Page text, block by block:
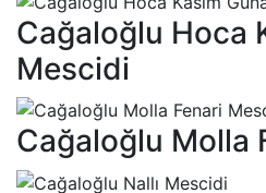
Cağaloğlu Hoca
Mescidi
Cağaloğlu Molla